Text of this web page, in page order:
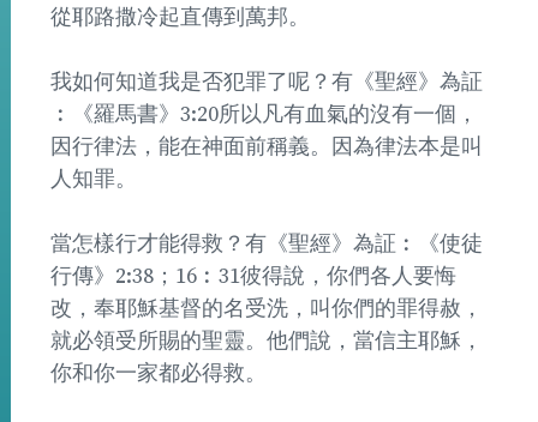
從耶路撒冷起直傳到萬邦。
我如何知道我是否犯罪了呢？有《聖經》為証
︰《羅馬書》3:20所以凡有血氣的沒有一個，
因行律法，能在神面前稱義。因為律法本是叫
人知罪。
當怎樣行才能得救？有《聖經》為証︰《使徒
行傳》2:38；16︰31彼得說，你們各人要悔
改，奉耶穌基督的名受洗，叫你們的罪得赦，
就必領受所賜的聖靈。他們說，當信主耶穌，
你和你一家都必得救。